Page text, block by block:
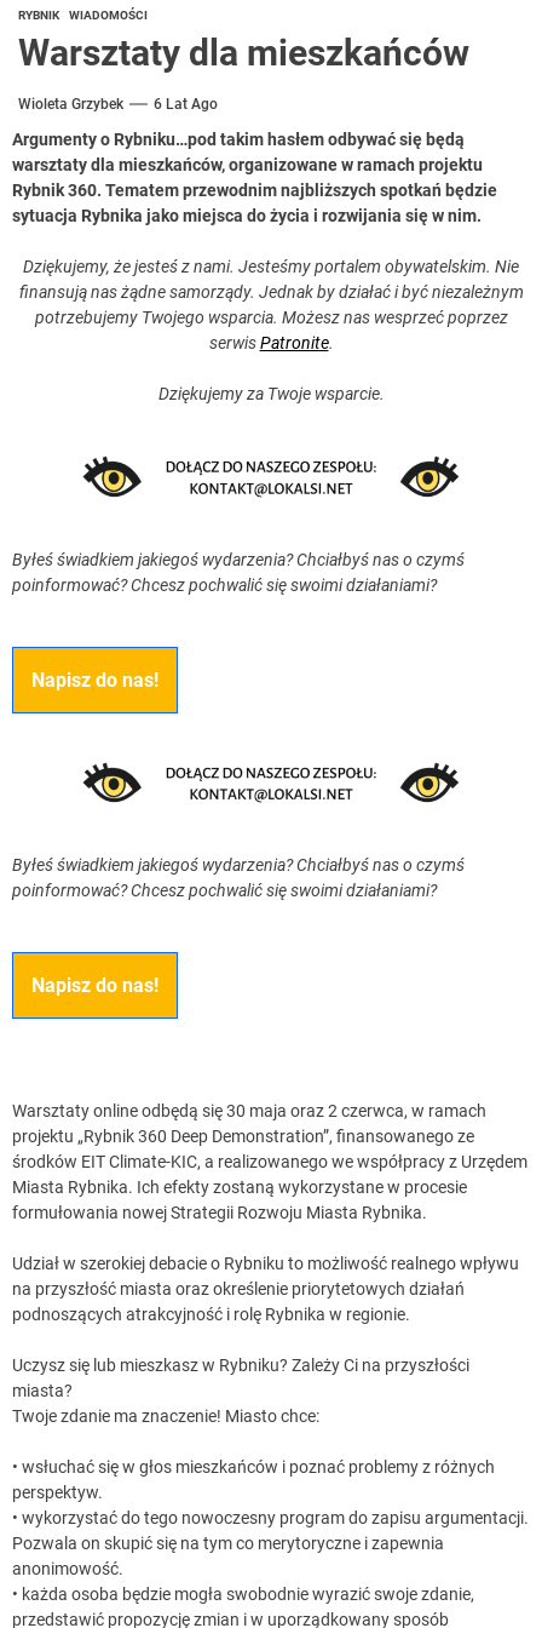
RYBNIK WIADOMOŚCI
Warsztaty dla mieszkańców
Wioleta Grzybek 6 Lat Ago
Argumenty o Rybniku…pod takim hasłem odbywać się będą
warsztaty dla mieszkańców, organizowane w ramach projektu
Rybnik 360. Tematem przewodnim najbliższych spotkań będzie
sytuacja Rybnika jako miejsca do życia i rozwijania się w nim.
Dziękujemy, że jesteś z nami. Jesteśmy portalem obywatelskim. Nie
finansują nas żądne samorządy. Jednak by działać i być niezależnym
potrzebujemy Twojego wsparcia. Możesz nas wesprzeć poprzez
serwisPatronite.
Dziękujemy za Twoje wsparcie.
Byłeś świadkiem jakiegoś wydarzenia? Chciałbyś nas o czymś
poinformować? Chcesz pochwalić się swoimi działaniami?
Napisz do nas!
Byłeś świadkiem jakiegoś wydarzenia? Chciałbyś nas o czymś
poinformować? Chcesz pochwalić się swoimi działaniami?
Napisz do nas!
Warsztaty online odbędą się 30 maja oraz 2 czerwca, w ramach
projektu „Rybnik 360 Deep Demonstration”, finansowanego ze
środków EIT Climate-KIC, a realizowanego we współpracy z Urzędem
Miasta Rybnika. Ich efekty zostaną wykorzystane w procesie
formułowania nowej Strategii Rozwoju Miasta Rybnika.
Udział w szerokiej debacie o Rybniku to możliwość realnego wpływu
na przyszłość miasta oraz określenie priorytetowych działań
podnoszących atrakcyjność i rolę Rybnika w regionie.
Uczysz się lub mieszkasz w Rybniku? Zależy Ci na przyszłości
miasta?
Twoje zdanie ma znaczenie! Miasto chce:
• wsłuchać się w głos mieszkańców i poznać problemy z różnych
perspektyw.
• wykorzystać do tego nowoczesny program do zapisu argumentacji.
Pozwala on skupić się na tym co merytoryczne i zapewnia
anonimowość.
• każda osoba będzie mogła swobodnie wyrazić swoje zdanie,
przedstawić propozycję zmian i w uporządkowany sposób